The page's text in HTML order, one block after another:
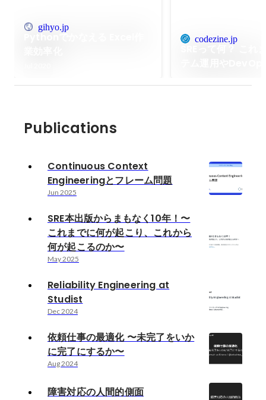
gihyo.jp
codezine.jp
Publications
Continuous Context
Engineeringとフレーム問題
Jun 2025
SRE本出版からまもなく10年！〜
これまでに何が起こり、これから
何が起こるのか〜
May 2025
Reliability Engineering at
Studist
Dec 2024
依頼仕事の最適化 〜未完了をいか
に完了にするか〜
Aug 2024
障害対応の人間的側面